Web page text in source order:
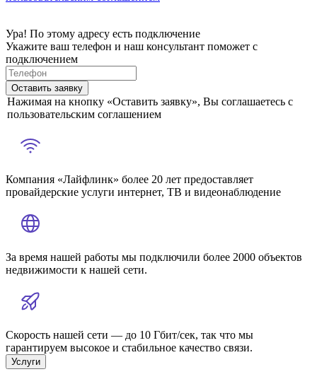
Ура! По этому адресу есть подключение
Укажите ваш телефон и наш консультант поможет с
подключением
Оставить заявку
Нажимая на кнопку «Оставить заявку», Вы соглашаетесь с
пользовательским соглашением
Компания «Лайфлинк» более 20 лет предоставляет
провайдерские услуги интернет, ТВ и видеонаблюдение
За время нашей работы мы подключили более 2000 объектов
недвижимости к нашей сети.
Скорость нашей сети — до 10 Гбит/сек, так что мы
гарантируем высокое и стабильное качество связи.
Услуги